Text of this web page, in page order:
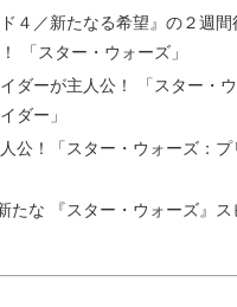
ド４／新たなる希望』の２週
「スター・ウォーズ」
ダーが主人公！ 「スター・ウ
ダー」
公！「スター・ウォーズ：プ
たな 『スター・ウォーズ』ス